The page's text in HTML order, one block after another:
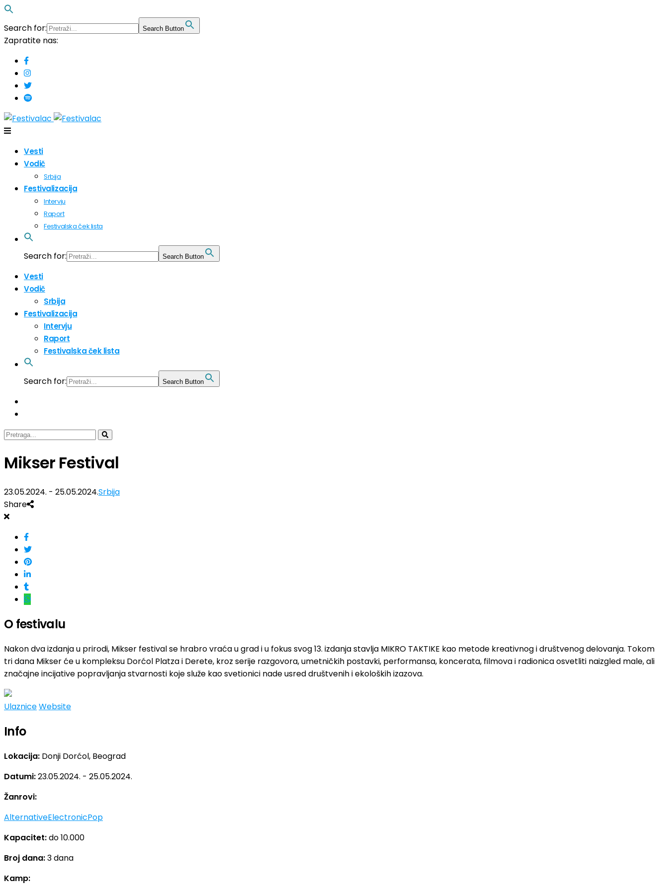
Search for: Search Button
Zapratite nas:
Vesti
Vodič
Srbija
Festivalizacija
Intervju
Raport
Festivalska ček lista
Search for: Search Button
Vesti
Vodič
Srbija
Festivalizacija
Intervju
Raport
Festivalska ček lista
Search for: Search Button
Mikser Festival
23.05.2024. - 25.05.2024.Srbija
Share
O festivalu
Nakon dva izdanja u prirodi, Mikser festival se hrabro vraća u grad i u fokus svog 13. izdanja stavlja MIKRO TAKTIKE kao metode kreativnog i društvenog delovanja. Tokom
tri dana Mikser će u kompleksu Dorćol Platza i Derete, kroz serije razgovora, umetničkih postavki, performansa, koncerata, filmova i radionica osvetliti naizgled male, ali
značajne incijative popravljanja stvarnosti koje služe kao svetionici nade usred društvenih i ekoloških izazova.
UlazniceWebsite
Info
Lokacija: Donji Dorćol, Beograd
Datumi:23.05.2024. - 25.05.2024.
Žanrovi:
AlternativeElectronicPop
Kapacitet:do 10.000
Broj dana:3 dana
Kamp: